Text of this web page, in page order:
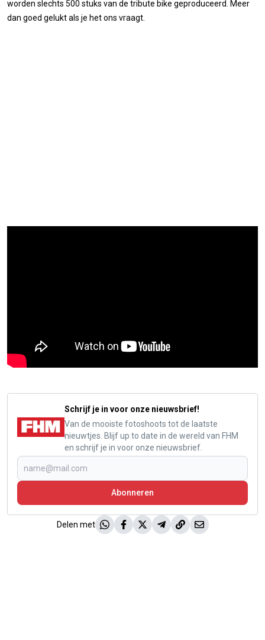
worden slechts 500 stuks van de tribute bike geproduceerd. Meer
dan goed gelukt als je het ons vraagt.
Schrijf je in voor onze nieuwsbrief!
Van de mooiste fotoshoots tot de laatste
nieuwtjes. Blijf up to date in de wereld van FHM
en schrijf je in voor onze nieuwsbrief.
Abonneren
Delen met